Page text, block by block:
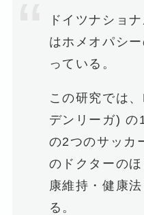
ドイツナショ
はホメオパシ
っている。
この研究では
デンリーガ) の
の2つのサッカ
のドクターの
康維持・健康
る。